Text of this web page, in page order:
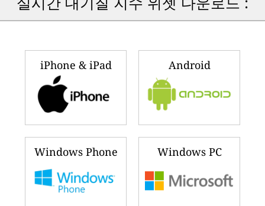
iPhone & iPad Android
Windows Phone Windows PC